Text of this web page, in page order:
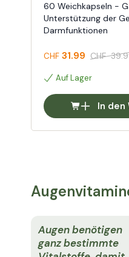
60 Weichkapseln -
Unterstützung der
Darmfunktionen
CHF31.99 CHF
Auf Lager
In den
Augen benötigen
ganz bestimmte